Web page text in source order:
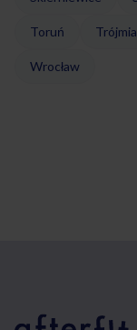
Toruń
Wrocław